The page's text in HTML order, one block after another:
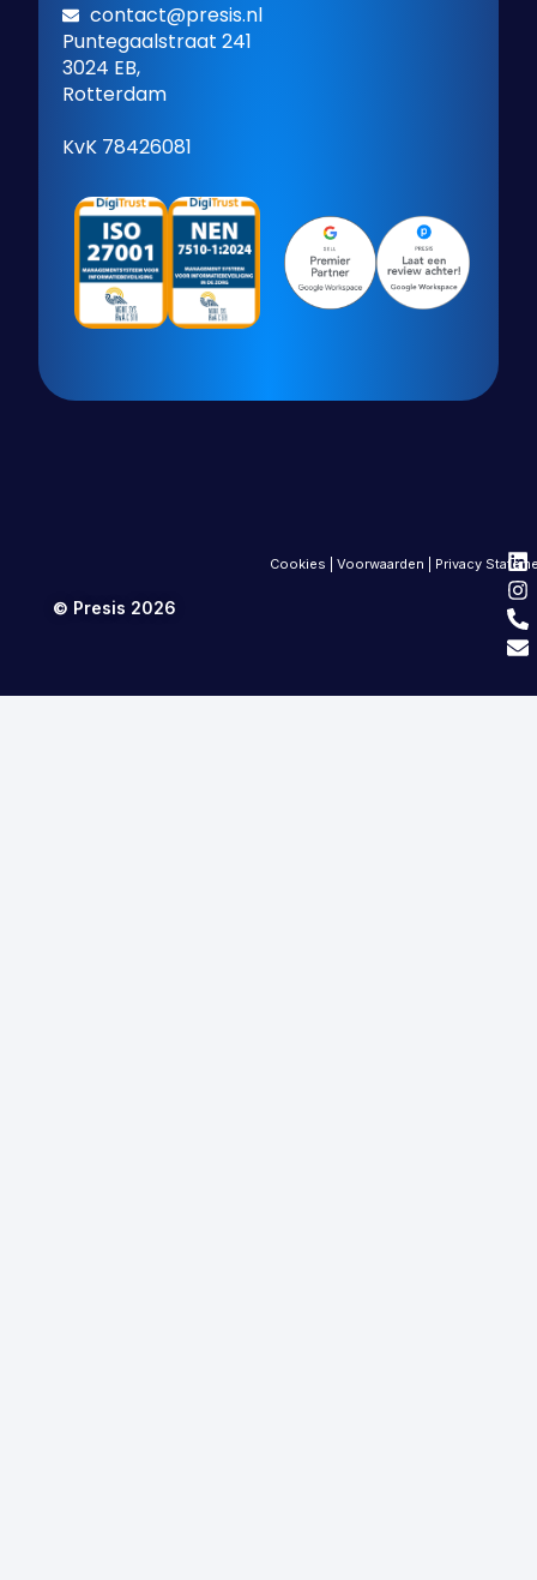
contact@presis.nl
Puntegaalstraat 241
3024 EB,
Rotterdam
KvK 78426081
© Presis 2026
Cookies |Voorwaarden Privacy